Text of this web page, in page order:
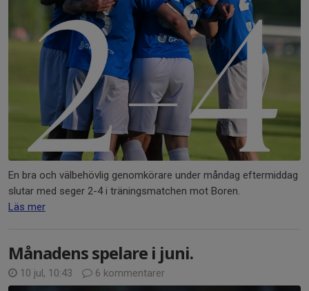
En bra och välbehövlig genomkörare under måndag eftermiddag
slutar med seger 2-4 i träningsmatchen mot Boren.
Läs mer
Månadens spelare i juni.
10 jul, 10:43 6 kommentarer